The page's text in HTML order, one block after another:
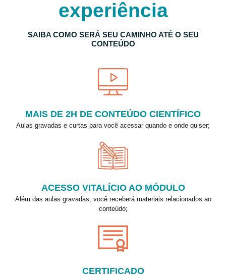
experiência
SAIBA COMO SERÁ SEU CAMINHO ATÉ O SEU
CONTEÚDO
MAIS DE 2H DE CONTEÚDO CIENTÍFICO
Aulas gravadas e curtas para você acessar quando e onde quiser;
ACESSO VITALÍCIO AO MÓDULO
Além das aulas gravadas, você receberá materiais relacionados ao
conteúdo;
CERTIFICADO